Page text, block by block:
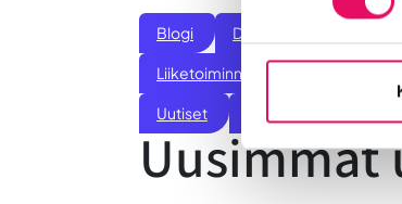
Blogi Digitalisaatio
Liiketoiminnan valmennukset
Uutiset
Uusimmat